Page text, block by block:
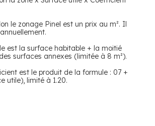
le zonage Pinel est un prix au m². Il
est la surface habitable + la moitié
surfaces annexes (limitée à 8 m²).
est le produit de la formule : 07 +
utile), limité à 1.20.